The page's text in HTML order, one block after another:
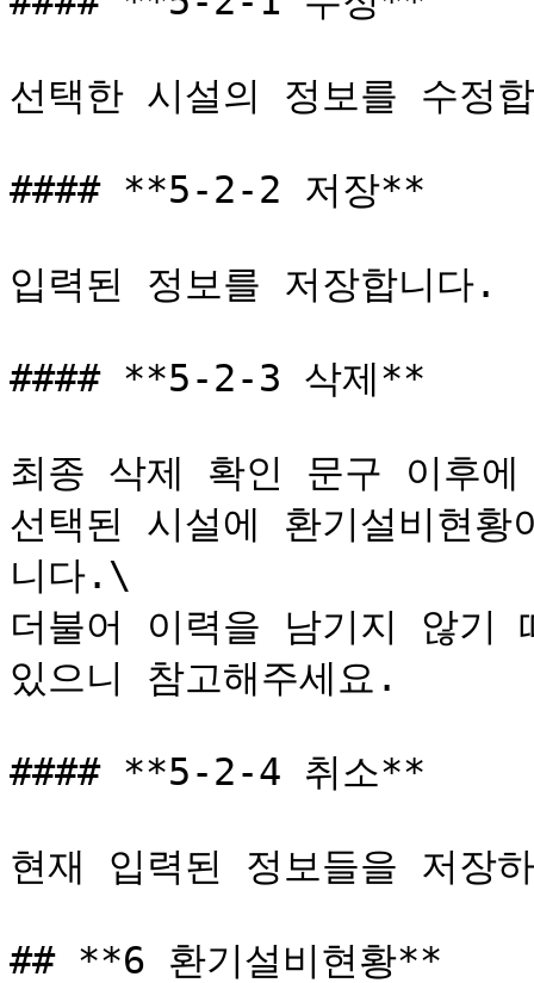
선택한 시설의 정보를 수정
#### **5-2-2 저장**
입력된 정보를 저장합니다.
#### **5-2-3 삭제**
최종 삭제 확인 문구 이후
선택된 시설에 환기설비현
니다.\
더불어 이력을 남기지 않기
있으니 참고해주세요.
#### **5-2-4 취소**
현재 입력된 정보들을 저장
## **6 환기설비현황**